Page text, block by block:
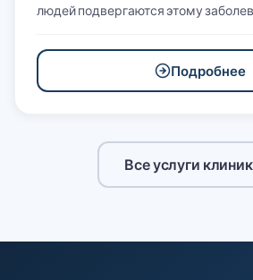
людей подвергаются этому
Подробнее
Все услуги